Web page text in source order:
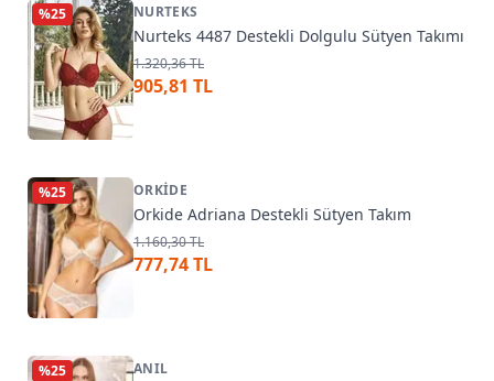
%25 NURTEKS
Nurteks 4487 Destekli Dolgulu Sütyen Takımı
1.320,36 TL
905,81 TL
%25 ORKIDE
Orkide Adriana Destekli Sütyen Takım
1.160,30 TL
777,74 TL
%25 ANIL